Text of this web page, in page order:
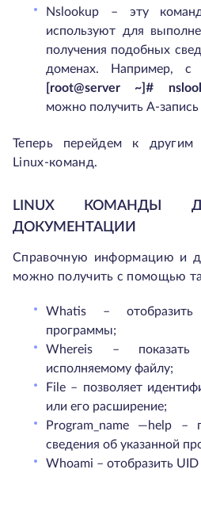
Nslookup – эту
используют для
получения подобных
доменах. Например,
[root@server ~]#
можно получить A-запись
Теперь перейдем к другим
Linux-команд.
LINUX КОМАНДЫ
ДОКУМЕНТАЦИИ
Справочную информацию и
можно получить с помощью
Whatis – отобразить
программы;
Whereis –
исполняемому файлу;
File – позволяет
или его расширение;
Program_name —help –
сведения об указанной
Whoami – отобразить UID